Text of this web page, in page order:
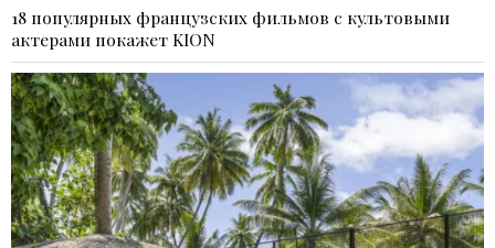
18 популярных французских фильмов с культовыми
актерами покажет KION